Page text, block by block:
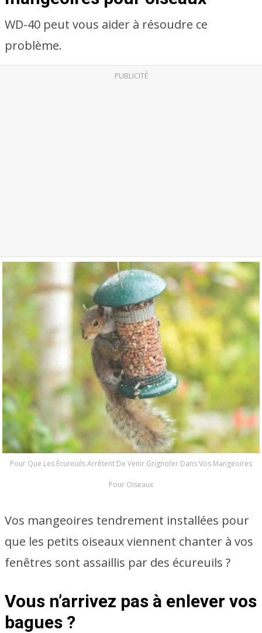
WD-40 peut vous aider à résoudre ce
problème.
PUBLICITÉ
Pour Que Les Écureuils Arrêtent De Venir Grignoter Dans Vos Mangeoires
Pour Oiseaux
Vos mangeoires tendrement installées pour
que les petits oiseaux viennent chanter à vos
fenêtres sont assaillis par des écureuils ?
Vous n’arrivez pas à enlever vos
bagues ?